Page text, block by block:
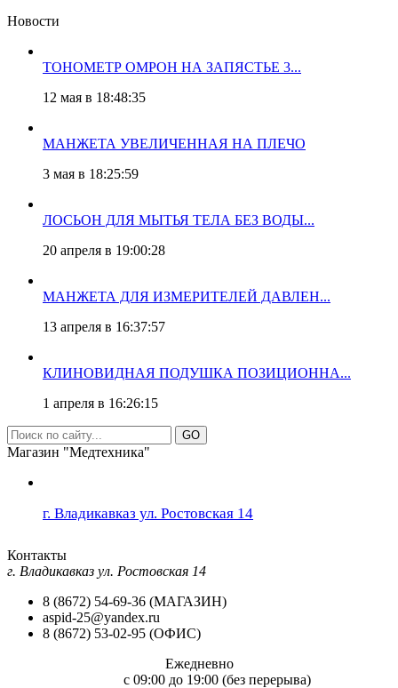
Новости
ТОНОМЕТР ОМРОН НА ЗАПЯСТЬЕ 3...
12 мая в 18:48:35
МАНЖЕТА УВЕЛИЧЕННАЯ НА ПЛЕЧО
3 мая в 18:25:59
ЛОСЬОН ДЛЯ МЫТЬЯ ТЕЛА БЕЗ ВОДЫ...
20 апреля в 19:00:28
МАНЖЕТА ДЛЯ ИЗМЕРИТЕЛЕЙ ДАВЛЕН...
13 апреля в 16:37:57
КЛИНОВИДНАЯ ПОДУШКА ПОЗИЦИОННА...
1 апреля в 16:26:15
GO
Магазин "Медтехника"
г. Владикавказ ул. Ростовская 14
Контакты
г. Владикавказ ул. Ростовская 14
8 (8672) 54-69-36 (МАГАЗИН)
aspid-25@yandex.ru
8 (8672) 53-02-95 (ОФИС)
Ежедневно
c 09:00 до 19:00 (без перерыва)